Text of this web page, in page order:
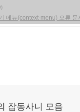
메뉴(context-menu) 오류 문
잡동사니 모음